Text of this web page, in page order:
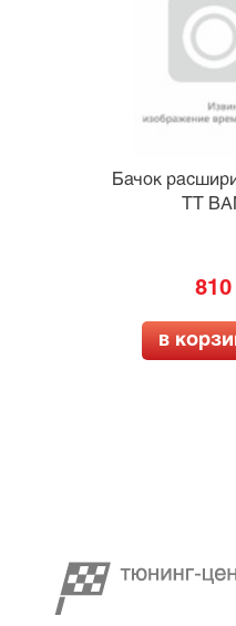
Бачок
TT
в